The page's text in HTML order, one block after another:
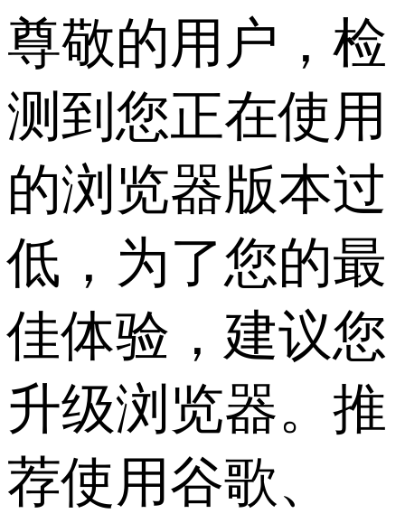
尊敬的用户，检
测到您正在使用
的浏览器版本过
低，为了您的最
佳体验，建议您
升级浏览器。推
荐使用谷歌、